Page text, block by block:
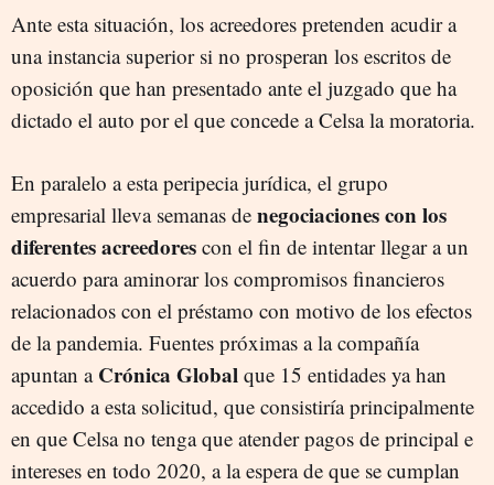
Ante esta situación, los acreedores pretenden acudir a
una instancia superior si no prosperan los escritos de
oposición que han presentado ante el juzgado que ha
dictado el auto por el que concede a Celsa la moratoria.
En paralelo a esta peripecia jurídica, el grupo
empresarial lleva semanas de negociaciones con los
diferentes acreedores con el fin de intentar llegar a un
acuerdo para aminorar los compromisos financieros
relacionados con el préstamo con motivo de los efectos
de la pandemia. Fuentes próximas a la compañía
apuntan a Crónica Global que 15 entidades ya han
accedido a esta solicitud, que consistiría principalmente
en que Celsa no tenga que atender pagos de principal e
intereses en todo 2020, a la espera de que se cumplan